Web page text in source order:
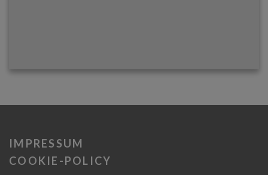
IMPRESSUM
COOKIE-POLICY